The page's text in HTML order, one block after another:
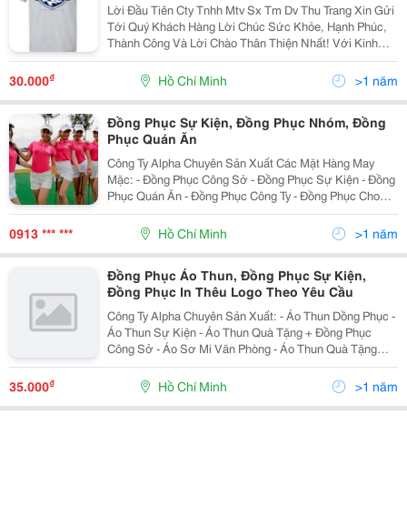
Lời Đầu Tiên Cty Tnhh Mtv Sx Tm Dv Thu Trang Xin Gửi
Tới Quý Khách Hàng Lời Chúc Sức Khỏe, Hạnh Phúc,
Thành Công Và Lời Chào Thân Thiện Nhất! Với Kinh
Nhiệm Nhiều Năm Làm Trong Ngành May.chúng Tôi
Muốn Mang Đến Cho Quý Khách Với Mức Giá Cạnh
30.000₫ Hồ Chí Minh >1 năm
Đồng Phục Sự Kiện, Đồng Phục Nhóm, Đồng
Phục Quán Ăn
Công Ty Alpha Chuyên Sản Xuất Các Mặt Hàng May
Mặc: - Đồng Phục Công Sở - Đồng Phục Sự Kiện - Đồng
Phục Quán Ăn - Đồng Phục Công Ty - Đồng Phục Cho
Các Hội Xe Máy - Đồng Phục Nhóm, Tổ Chức May Theo
Yêu Cầu Quý Khách Hàng
0913 *** *** Hồ Chí Minh >1 năm
Đồng Phục Áo Thun, Đồng Phục Sự Kiện,
Đồng Phục In Thêu Logo Theo Yêu Cầu
Công Ty Alpha Chuyên Sản Xuất: - Áo Thun Dồng Phục -
Áo Thun Sự Kiện - Áo Thun Quà Tặng + Đồng Phục
Công Sở - Áo Sơ Mi Văn Phòng - Áo Thun Quà Tặng
Cho Nhân Viên, Khách Hàng, - Áo Thun Cho Các Hội
Nghị, Áo Thun Cho Các Chương Trì
35.000₫ Hồ Chí Minh >1 năm